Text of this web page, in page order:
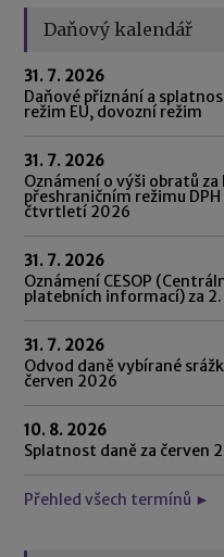
Daňový kalendář
31. 7. 2026
Daňové přiznání a
režim EU, dovozní režim
31. 7. 2026
Oznámení o výši obratů
přeshraničním režimu
čtvrtletí 2026
31. 7. 2026
Oznámení CESOP
platebních informací) za
31. 7. 2026
Odvod daně vybírané
červen 2026
10. 8. 2026
Splatnost daně za červen
Přehled všech termínů ►